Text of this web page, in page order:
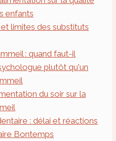
enfants
limites des substituts
: quand faut-il
plutôt qu'un
du soir sur la
: délai et réactions
Bontemps